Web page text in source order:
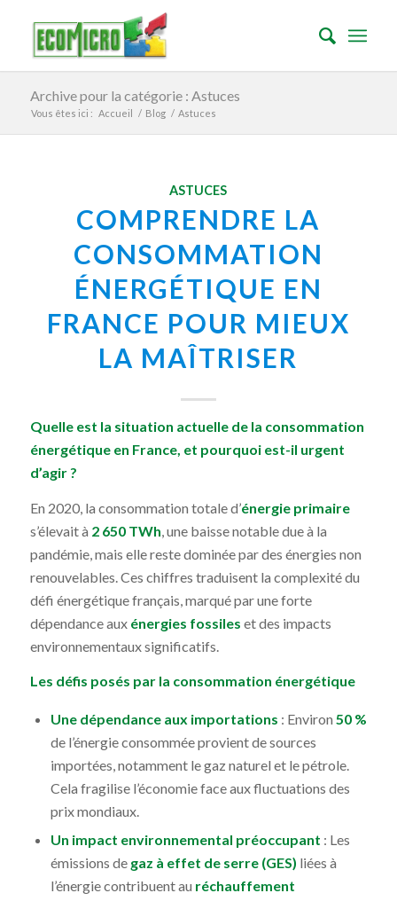
Archive pour la catégorie : Astuces
Vous êtes ici : Accueil / Blog / Astuces
ASTUCES
COMPRENDRE LA
CONSOMMATION
ÉNERGÉTIQUE EN
FRANCE POUR MIEUX
LA MAÎTRISER
Quelle est la situation actuelle de la consommation
énergétique en France, et pourquoi est-il urgent
d’agir ?
En 2020, la consommation totale d’énergie primaire
s’élevait à 2 650 TWh , une baisse notable due à la
pandémie, mais elle reste dominée par des énergies non
renouvelables. Ces chiffres traduisent la complexité du
défi énergétique français, marqué par une forte
dépendance aux énergies fossiles et des impacts
environnementaux significatifs.
Les défis posés par la consommation énergétique
Une dépendance aux importations : Environ 50 %
de l’énergie consommée provient de sources
importées, notamment le gaz naturel et le pétrole.
Cela fragilise l’économie face aux fluctuations des
prix mondiaux.
Un impact environnemental préoccupant : Les
émissions de gaz à effet de serre (GES) liées à
l’énergie contribuent au réchauffement